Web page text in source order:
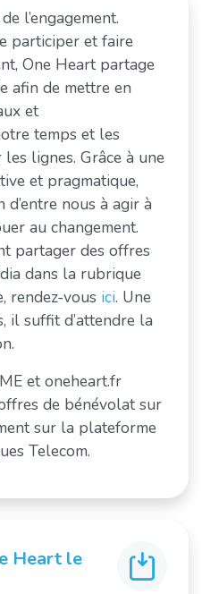
l’engagement.
participer et faire
One Heart partage
afin de mettre en
et
temps et les
lignes. Grâce à une
et pragmatique,
nous à agir à
au changement.
partager des offres
dans la rubrique
rendez-vous ici. Une
il suffit d’attendre la
et oneheart.fr
de bénévolat sur
sur la plateforme
Telecom.
Heart le